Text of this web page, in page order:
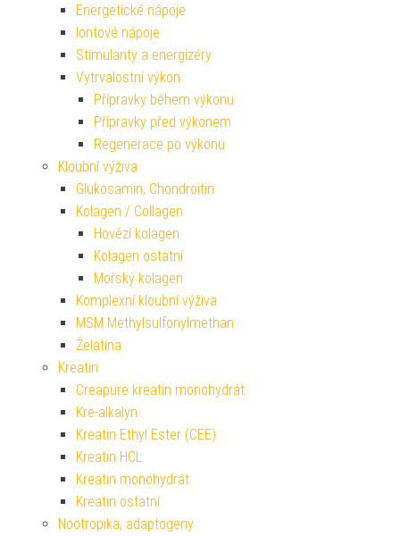
Energetické nápoje
Iontové nápoje
Stimulanty a energizéry
Vytrvalostní výkon
Přípravky během výkonu
Přípravky před výkonem
Regenerace po výkonu
Kloubní výživa
Glukosamin, Chondroitin
Kolagen / Collagen
Hovězí kolagen
Kolagen ostatní
Mořský kolagen
Komplexní kloubní výživa
MSM Methylsulfonylmethan
Želatina
Kreatin
Creapure kreatin monohydrát
Kre-alkalyn
Kreatin Ethyl Ester (CEE)
Kreatin HCL
Kreatin monohydrát
Kreatin ostatní
Nootropika, adaptogeny